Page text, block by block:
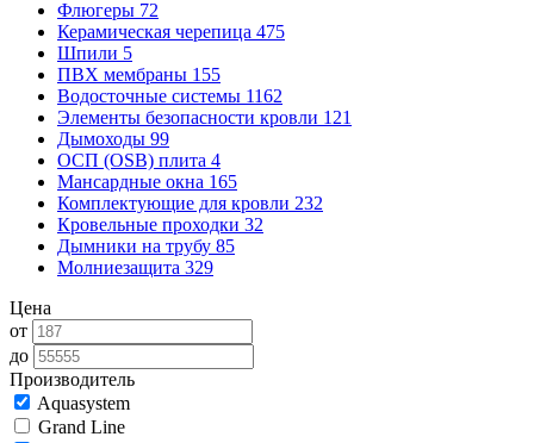
Флюгеры 72
Керамическая черепица 475
Шпили 5
ПВХ мембраны 155
Водосточные системы 1162
Элементы безопасности кровли 121
Дымоходы 99
ОСП (OSB) плита 4
Мансардные окна 165
Комплектующие для кровли 232
Кровельные проходки 32
Дымники на трубу 85
Молниезащита 329
Цена
от
до
Производитель
Aquasystem
Grand Line